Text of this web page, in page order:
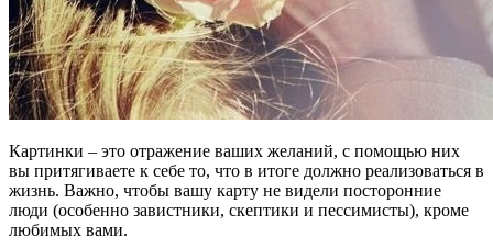
Картинки – это отражение ваших желаний, с помощью них
вы притягиваете к себе то, что в итоге должно реализоваться в
жизнь. Важно, чтобы вашу карту не видели посторонние
люди (особенно завистники, скептики и пессимисты), кроме
любимых вами.